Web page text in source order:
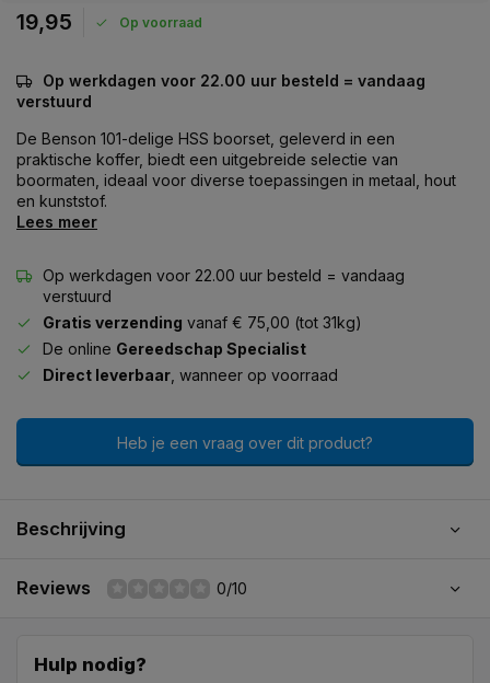
19,95 Op voorraad
Op werkdagen voor 22.00 uur besteld = vandaag
verstuurd
De Benson 101-delige HSS boorset, geleverd in een
praktische koffer, biedt een uitgebreide selectie van
boormaten, ideaal voor diverse toepassingen in metaal, hout
en kunststof.
Lees meer
Op werkdagen voor 22.00 uur besteld = vandaag
verstuurd
Gratis verzending vanaf € 75,00 (tot 31kg)
De online Gereedschap Specialist
Direct leverbaar , wanneer op voorraad
Heb je een vraag over dit product?
Beschrijving
Reviews 0/10
Hulp nodig?